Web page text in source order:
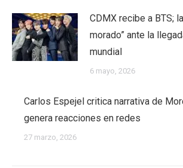
CDMX recibe a BTS;
morado” ante la
mundial
6 mayo, 2026
Carlos Espejel critica narrativa de
genera reacciones en redes
27 marzo, 2026